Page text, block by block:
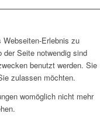
Erlebnis zu
Seite notwendig sind
benutzt werden. Sie
zulassen möchten.
womöglich nicht mehr